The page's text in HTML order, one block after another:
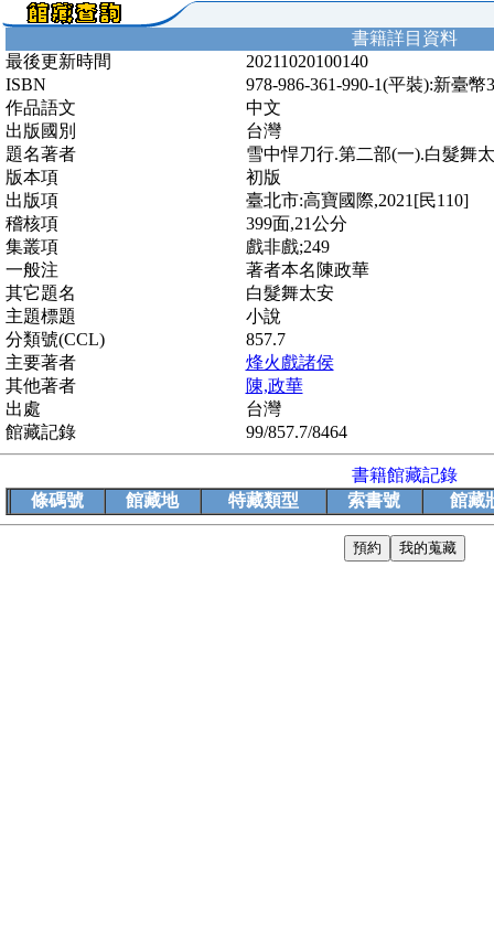
書籍詳目資料
最後更新時間
20211020100140
ISBN
978-986-361-990-1(平裝):新臺幣
作品語文
中文
出版國別
台灣
題名著者
雪中悍刀行.第二部(一).白髮舞
版本項
初版
出版項
臺北市:高寶國際,2021[民110]
稽核項
399面,21公分
集叢項
戲非戲;249
一般注
著者本名陳政華
其它題名
白髮舞太安
主題標題
小說
分類號(CCL)
857.7
主要著者
烽火戲諸侯
其他著者
陳,政華
出處
台灣
館藏記錄
99/857.7/8464
書籍館藏記錄
條碼號
館藏地 特藏類型 索書號 館藏